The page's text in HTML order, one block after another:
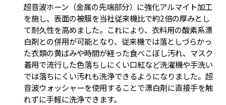
超音波ホーン（金属の先端部分）に強化アルマイト加工
を施し、表面の被膜を当社従来機比で約2倍の厚みとし
て耐久性を高めました。これにより、衣料用の酸素系漂
白剤との併用が可能となり、従来機では落としづらかっ
た衣類の黄ばみや時間が経った食べこぼし汚れ、マスク
着用で流行した色落ちしにくい口紅など洗濯機や手洗い
では落ちにくい汚れも洗浄できるようになりました。超
音波ウォッシャーを使用することで漂白剤に直接手を触
れずに手軽に洗浄できます。